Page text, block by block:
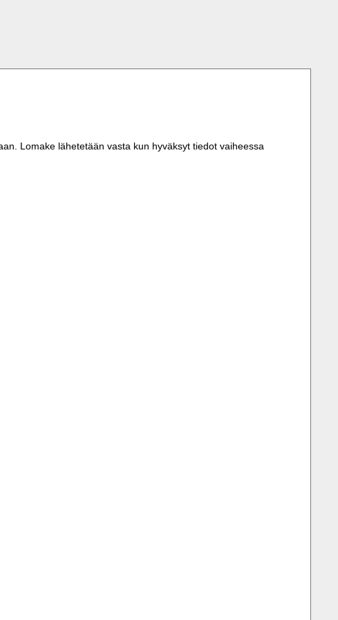
Lomake lähetetään vasta kun hyväksyt tiedot vaiheessa